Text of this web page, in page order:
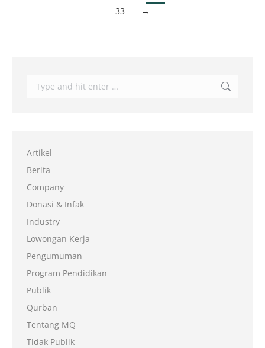
33
→
Artikel
Berita
Company
Donasi & Infak
Industry
Lowongan Kerja
Pengumuman
Program Pendidikan
Publik
Qurban
Tentang MQ
Tidak Publik